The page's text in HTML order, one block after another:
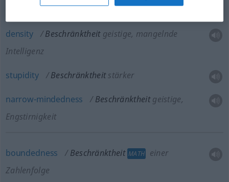
mangelnde Intelligenz
density Beschränktheit geistige, mangelnde
Intelligenz
stupidity Beschränktheit stärker
narrow-mindedness Beschränktheit geistige,
Engstirnigkeit
boundedness Beschränktheit MATH
einer
Zahlenfolge